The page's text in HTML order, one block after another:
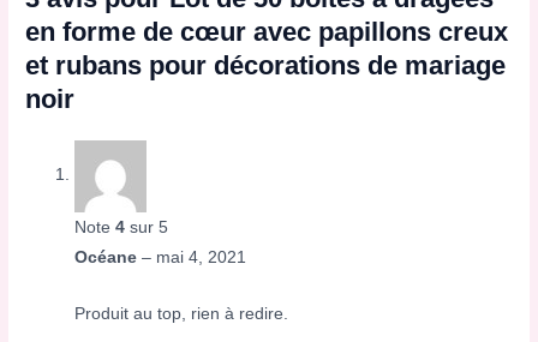
en forme de cœur avec papillons creux
et rubans pour décorations de mariage
noir
Note4 sur 5
Océane– mai 4, 2021
Produit au top, rien à redire.